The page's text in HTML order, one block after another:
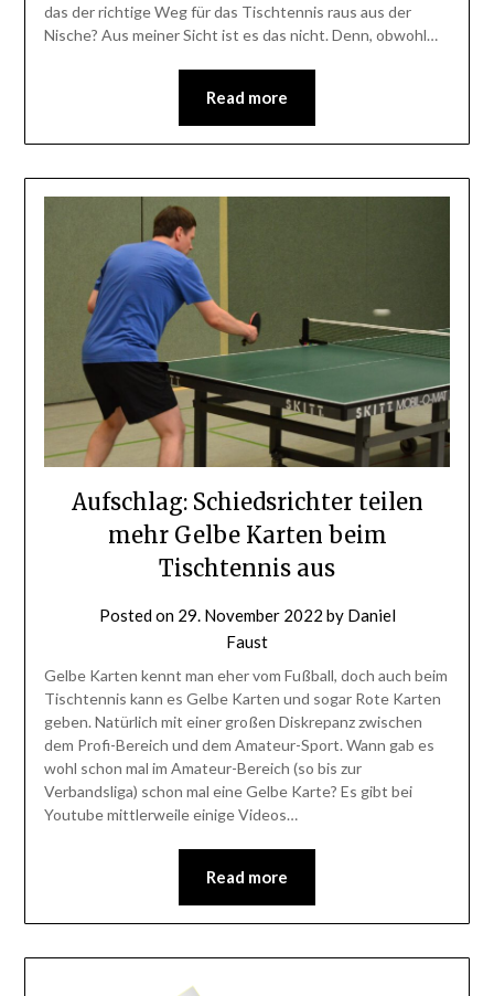
das der richtige Weg für das Tischtennis raus aus der
Nische? Aus meiner Sicht ist es das nicht. Denn, obwohl…
Read more
Aufschlag: Schiedsrichter teilen
mehr Gelbe Karten beim
Tischtennis aus
Posted on 29. November 2022 by Daniel
Faust
Gelbe Karten kennt man eher vom Fußball, doch auch beim
Tischtennis kann es Gelbe Karten und sogar Rote Karten
geben. Natürlich mit einer großen Diskrepanz zwischen
dem Profi-Bereich und dem Amateur-Sport. Wann gab es
wohl schon mal im Amateur-Bereich (so bis zur
Verbandsliga) schon mal eine Gelbe Karte? Es gibt bei
Youtube mittlerweile einige Videos…
Read more